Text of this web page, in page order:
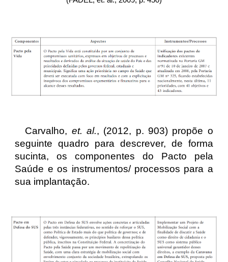
Carvalho, et. al., (2012, p. 903) propõe o
seguinte quadro para descrever, de forma
sucinta, os componentes do Pacto pela
Saúde e os instrumentos/ processos para a
sua implantação.